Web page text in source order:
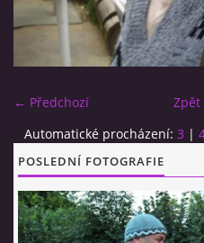
VIDLÁCKÝ VÍCEBOJ 2020 -
CO SI U NÁS DÁTE?
FOTOALBUM
CESTA KOLEM SVĚTA 2014 -
← Předchozí
Zpět
Automatické procházení: 3 |
POSLEDNÍ FOTOGRAFIE